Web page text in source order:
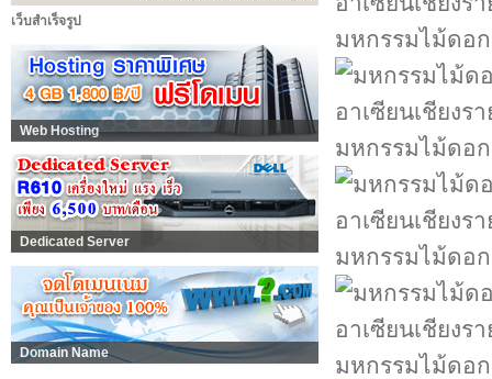
เว็บสำเร็จรูป
Web Hosting
Dedicated Server
Domain Name
มหกรรมไม้ดอก
มหกรรมไม้ดอก
มหกรรมไม้ดอก
มหกรรมไม้ดอก